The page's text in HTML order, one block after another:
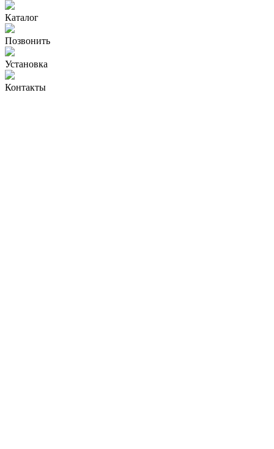
Каталог
Позвонить
Установка
Контакты